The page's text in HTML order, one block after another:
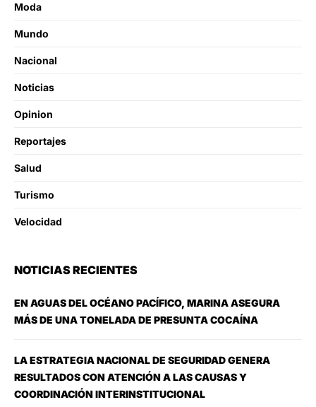
Moda
Mundo
Nacional
Noticias
Opinion
Reportajes
Salud
Turismo
Velocidad
NOTICIAS RECIENTES
EN AGUAS DEL OCÉANO PACÍFICO, MARINA ASEGURA
MÁS DE UNA TONELADA DE PRESUNTA COCAÍNA
LA ESTRATEGIA NACIONAL DE SEGURIDAD GENERA
RESULTADOS CON ATENCIÓN A LAS CAUSAS Y
COORDINACIÓN INTERINSTITUCIONAL